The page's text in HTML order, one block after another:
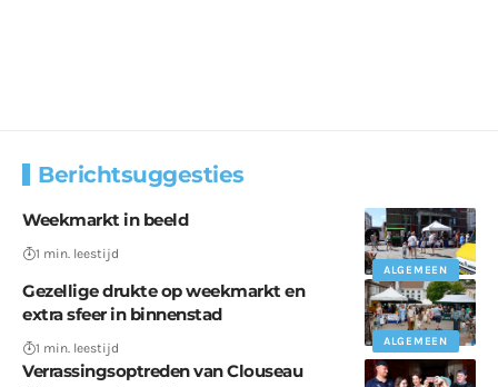
Berichtsuggesties
ALGEMEEN
Weekmarkt in beeld
1 min. leestijd
ALGEMEEN
Gezellige drukte op weekmarkt en
extra sfeer in binnenstad
1 min. leestijd
Verrassingsoptreden van Clouseau